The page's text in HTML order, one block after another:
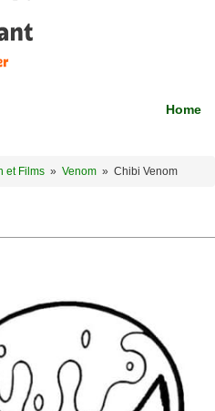
Home
et Films » Venom » Chibi Venom